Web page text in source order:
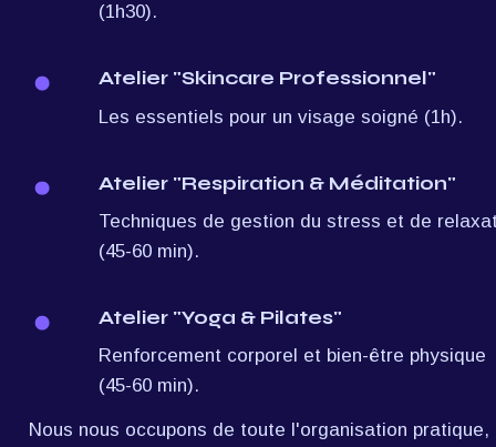
(1h30).
Atelier "Skincare Professionnel"
Les essentiels pour un visage soigné (1h).
Atelier "Respiration & Méditation"
Techniques de gestion du stress et de
(45-60 min).
Atelier "Yoga & Pilates"
Renforcement corporel et bien-être physique
(45-60 min).
Nous nous occupons de toute l'organisation pratique,